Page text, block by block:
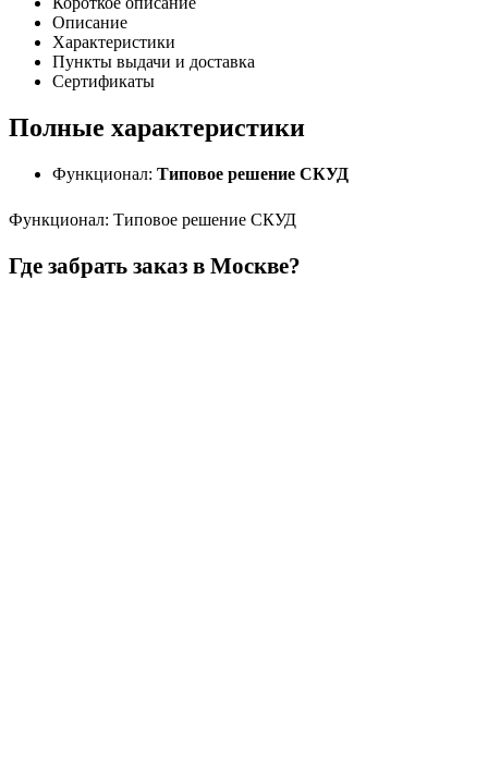
Описание
Характеристики
Пункты выдачи и доставка
Сертификаты
Полные характеристики
Функционал: Типовое решение СКУД
Функционал: Типовое решение СКУД
Где забрать заказ в Москве?